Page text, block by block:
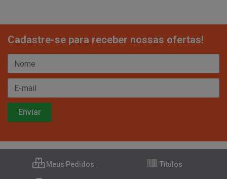
Cadastre-se para receber nossas ofertas!
Meus Pedidos Títulos